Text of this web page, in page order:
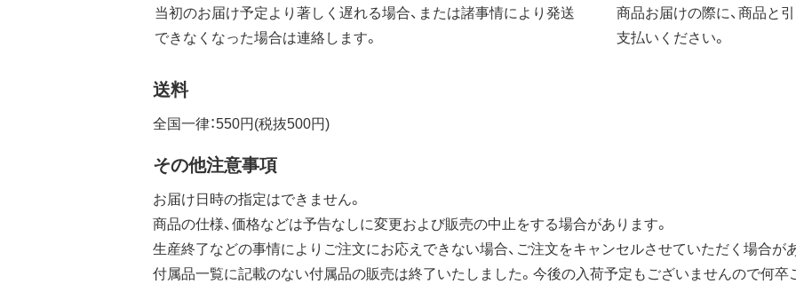
当初のお届け予定より著しく遅れる場合、または諸事情により発送
できなくなった場合は連絡します。
商品お届けの際に、商品と
支払いください。
送料
全国一律：550円(税抜500円)
その他注意事項
お届け日時の指定はできません。
商品の仕様、価格などは予告なしに変更および販売の中止をする場合があります。
生産終了などの事情によりご注文にお応えできない場合、ご注文をキャンセルさせていただく場合が
付属品一覧に記載のない付属品の販売は終了いたしました。今後の入荷予定もございませんので何卒